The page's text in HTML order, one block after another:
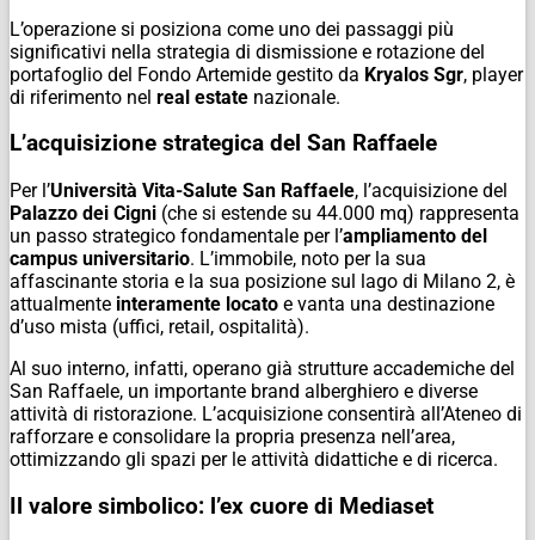
L’operazione si posiziona come uno dei passaggi più
significativi nella strategia di dismissione e rotazione del
portafoglio del Fondo Artemide gestito da Kryalos Sgr, player
di riferimento nel real estate nazionale.
L’acquisizione strategica del San Raffaele
Per l’Università Vita-Salute San Raffaele, l’acquisizione del
Palazzo dei Cigni (che si estende su 44.000 mq) rappresenta
un passo strategico fondamentale per l’ampliamento del
campus universitario. L’immobile, noto per la sua
affascinante storia e la sua posizione sul lago di Milano 2, è
attualmente interamente locato e vanta una destinazione
d’uso mista (uffici, retail, ospitalità).
Al suo interno, infatti, operano già strutture accademiche del
San Raffaele, un importante brand alberghiero e diverse
attività di ristorazione. L’acquisizione consentirà all’Ateneo di
rafforzare e consolidare la propria presenza nell’area,
ottimizzando gli spazi per le attività didattiche e di ricerca.
Il valore simbolico: l’ex cuore di Mediaset